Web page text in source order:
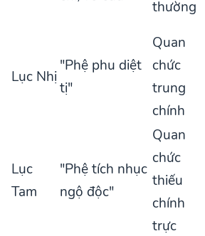
thường
Lục Nhị
"Phệ phu diệt
tị"
Quan
chức
trung
chính
Lục
Tam
"Phệ tích nhục
ngộ độc"
Quan
chức
thiếu
chính
trực